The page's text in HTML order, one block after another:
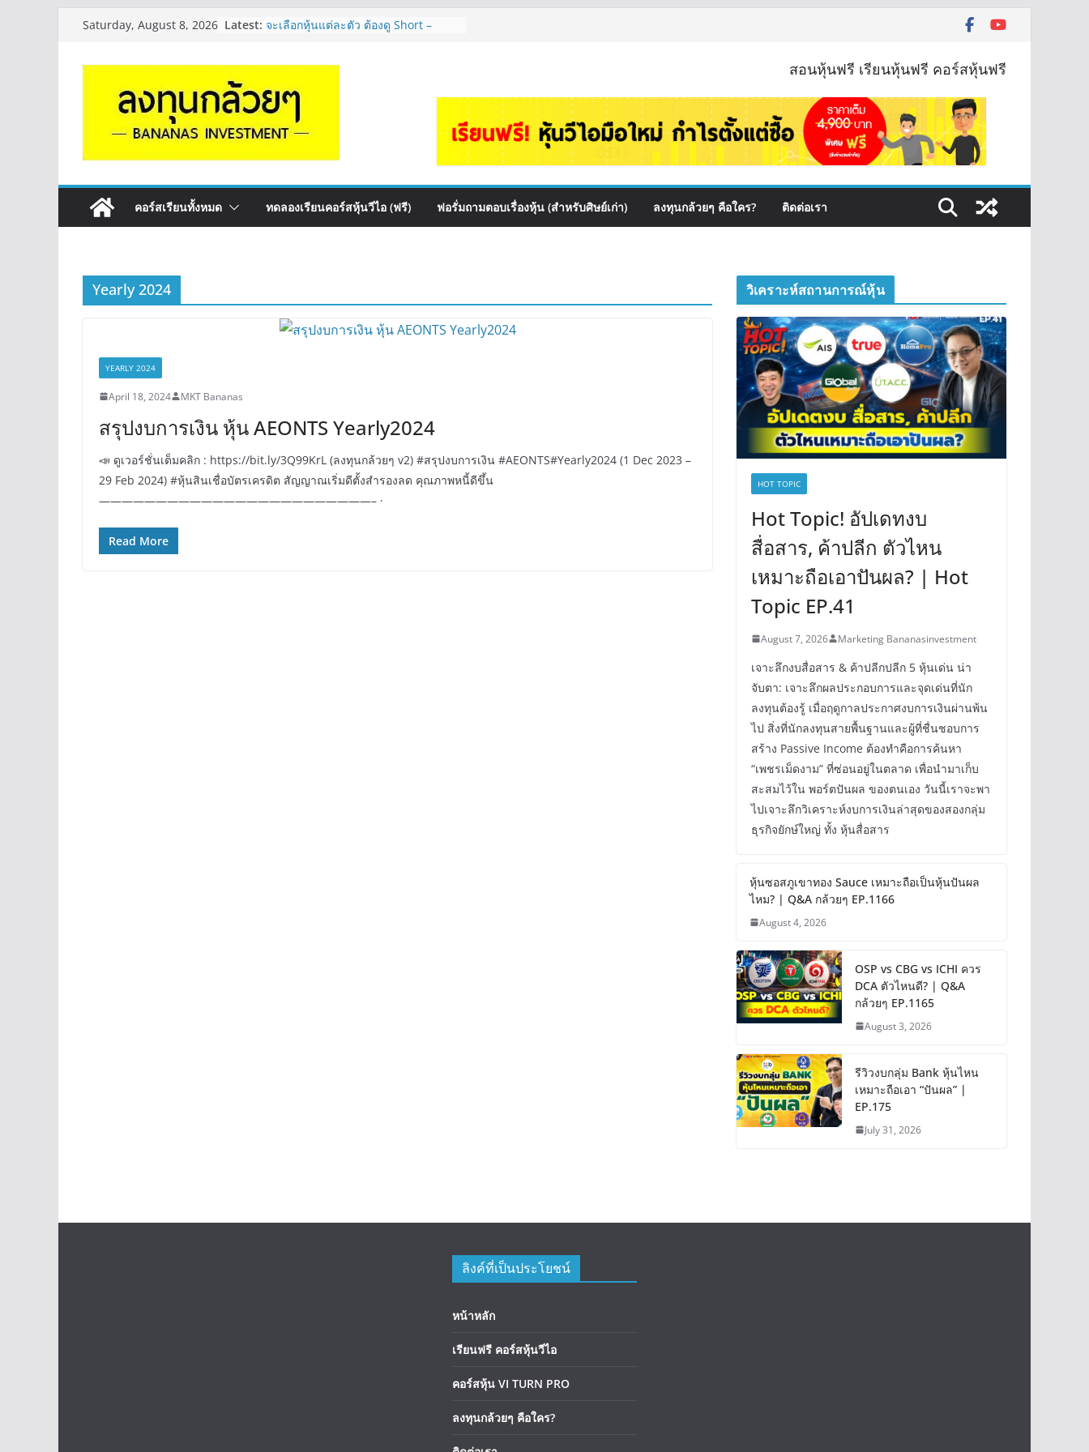
content
Saturday, August 8, 2026 Latest: จะเลือกหุ้นแต่ละตัว ต้องดู Short –
ตัวไหนเหมาะถือเอาปันผล? | Hot Topic
EP.41
หุ้นซอสภูเขาทอง Sauce เหมาะถือเป็น
หุ้นปันผลไหม? | Q&A กล้วยๆ EP.1166
รีวิวงบกลุ่ม Bank หุ้นไหนเหมาะถือเอา
“ปันผล” | EP.175
สอนหุ้นฟรี เรียนหุ้นฟรี คอร์สหุ้นฟรี
คอร์สเรียนทั้งหมด ทดลองเรียนคอร์สหุ้นวีไอ (ฟรี) ฟอรั่มถามตอบเรื่องหุ้น (สำหรับศิษย์เก่า) ลงทุนกล้วยๆ คือใคร? ติดต่อเรา
Yearly 2024
YEARLY 2024
April 18, 2024 MKT Bananas
สรุปงบการเงิน หุ้น AEONTS Yearly2024
📣 ดูเวอร์ชั่นเต็มคลิก : https://bit.ly/3Q99KrL (ลงทุนกล้วยๆ v2) #สรุปงบการเงิน #AEONTS#Yearly2024 (1 Dec 2023 –
29 Feb 2024) #หุ้นสินเชื่อบัตรเครดิต สัญญาณเริ่มดีตั้งสำรองลด คุณภาพหนี้ดีขึ้น
————————————————————————– ·
Read More
วิเคราะห์สถานการณ์หุ้น
HOT TOPIC
Hot Topic! อัปเดทงบ
สื่อสาร, ค้าปลีก ตัวไหน
เหมาะถือเอาปันผล? | Hot
Topic EP.41
August 7, 2026 Marketing Bananasinvestment
เจาะลึกงบสื่อสาร & ค้าปลีกปลีก 5 หุ้นเด่น น่า
จับตา: เจาะลึกผลประกอบการและจุดเด่นที่นัก
ลงทุนต้องรู้ เมื่อฤดูกาลประกาศงบการเงินผ่านพ้น
ไป สิ่งที่นักลงทุนสายพื้นฐานและผู้ที่ชื่นชอบการ
สร้าง Passive Income ต้องทำคือการค้นหา
“เพชรเม็ดงาม” ที่ซ่อนอยู่ในตลาด เพื่อนำมาเก็บ
สะสมไว้ใน พอร์ตปันผล ของตนเอง วันนี้เราจะพา
ไปเจาะลึกวิเคราะห์งบการเงินล่าสุดของสองกลุ่ม
ธุรกิจยักษ์ใหญ่ ทั้ง หุ้นสื่อสาร
หุ้นซอสภูเขาทอง Sauce เหมาะถือเป็นหุ้นปันผล
ไหม? | Q&A กล้วยๆ EP.1166
August 4, 2026
OSP vs CBG vs ICHI ควร
DCA ตัวไหนดี? | Q&A
กล้วยๆ EP.1165
August 3, 2026
รีวิวงบกลุ่ม Bank หุ้นไหน
เหมาะถือเอา “ปันผล” |
EP.175
July 31, 2026
ลิงค์ที่เป็นประโยชน์
หน้าหลัก
เรียนฟรี คอร์สหุ้นวีไอ
คอร์สหุ้น VI TURN PRO
ลงทุนกล้วยๆ คือใคร?